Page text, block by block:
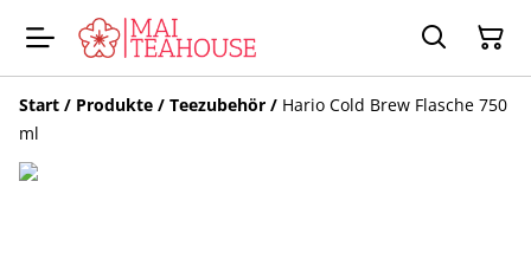
Start / Produkte / Teezubehör / Hario Cold Brew Flasche 750
ml